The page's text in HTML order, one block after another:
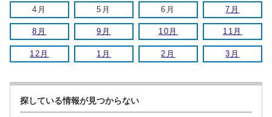
4月 5月 6月 7月
8月 9月 10月 11月
12月 1月 2月 3月
探している情報が見つからない